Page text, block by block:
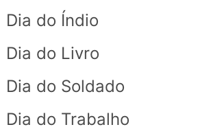
Dia do Índio
Dia do Livro
Dia do Soldado
Dia do Trabalho